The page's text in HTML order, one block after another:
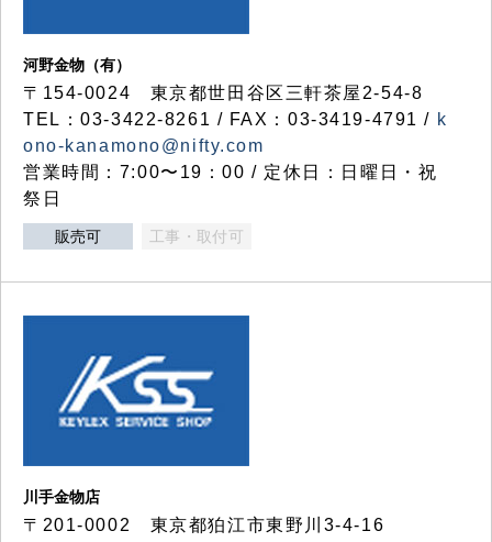
河野金物（有）
〒154-0024 東京都世田谷区三軒茶屋2-54-8
TEL：03-3422-8261 / FAX：03-3419-4791 / k
ono-kanamono@nifty.com
営業時間：7:00〜19：00 / 定休日：日曜日・祝
祭日
販売可 工事・取付可
川手金物店
〒201-0002 東京都狛江市東野川3-4-16